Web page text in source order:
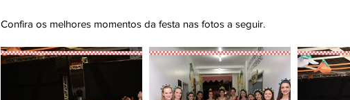
Confira os melhores momentos da festa nas fotos a seguir.